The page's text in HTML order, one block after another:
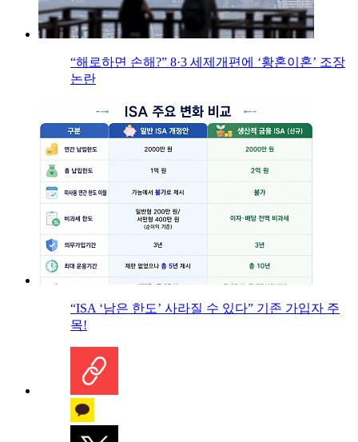
“해로하면 손해?” 8·3 세제개편에 ‘황혼이혼’ 조장
논란
“ISA ‘남은 한도’ 사라질 수 있다” 기존 가입자 주
목!